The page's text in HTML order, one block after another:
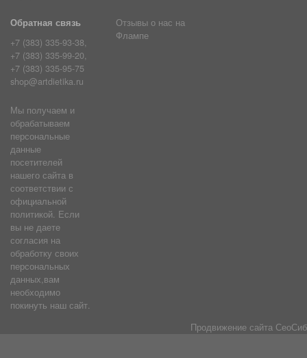
Обратная связь
+7 (383) 335-93-38,
+7 (383) 335-99-20,
+7 (383) 335-95-75
shop@artdietika.ru
Отзывы о нас на
Флампе
Мы получаем и
обрабатываем
персональные
данные
посетителей
нашего сайта в
соответствии с
официальной
политикой. Если
вы не даете
согласия на
обработку своих
персональных
данных,вам
необходимо
покинуть наш сайт.
Продвижение сайта СеоСиб